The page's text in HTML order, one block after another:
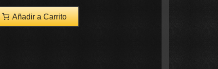
Añadir a Carrito